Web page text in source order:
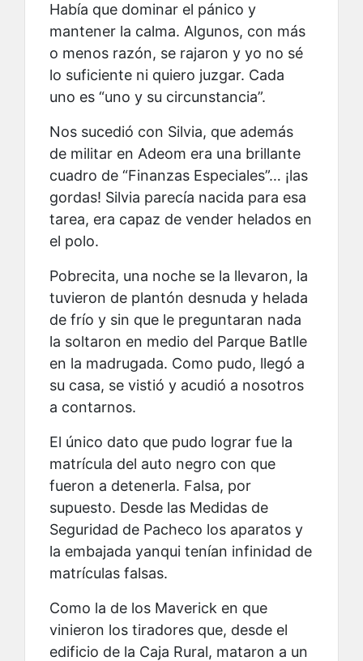
Había que dominar el pánico y
mantener la calma. Algunos, con más
o menos razón, se rajaron y yo no sé
lo suficiente ni quiero juzgar. Cada
uno es “uno y su circunstancia”.
Nos sucedió con Silvia, que además
de militar en Adeom era una brillante
cuadro de “Finanzas Especiales”… ¡las
gordas! Silvia parecía nacida para esa
tarea, era capaz de vender helados en
el polo.
Pobrecita, una noche se la llevaron, la
tuvieron de plantón desnuda y helada
de frío y sin que le preguntaran nada
la soltaron en medio del Parque Batlle
en la madrugada. Como pudo, llegó a
su casa, se vistió y acudió a nosotros
a contarnos.
El único dato que pudo lograr fue la
matrícula del auto negro con que
fueron a detenerla. Falsa, por
supuesto. Desde las Medidas de
Seguridad de Pacheco los aparatos y
la embajada yanqui tenían infinidad de
matrículas falsas.
Como la de los Maverick en que
vinieron los tiradores que, desde el
edificio de la Caja Rural, mataron a un